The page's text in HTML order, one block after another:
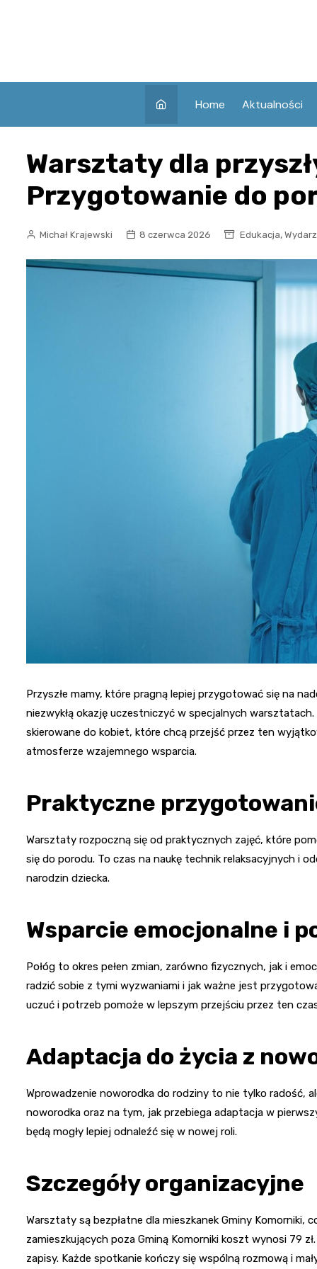
Home Aktualności
Warsztaty dla
Przygotowanie do
Michał Krajewski 8 czerwca 2026 Edukacja,
Przyszłe mamy, które pragną lepiej przygotować się na
niezwykłą okazję uczestniczyć w specjalnych
skierowane do kobiet, które chcą przejść przez ten
atmosferze wzajemnego wsparcia.
Praktyczne
Warsztaty rozpoczną się od praktycznych zajęć, które
się do porodu. To czas na naukę technik relaksacyjnych i
narodzin dziecka.
Wsparcie emocjonalne i
Połóg to okres pełen zmian, zarówno fizycznych, jak i
radzić sobie z tymi wyzwaniami i jak ważne jest
uczuć i potrzeb pomoże w lepszym przejściu przez ten
Adaptacja do życia z
Wprowadzenie noworodka do rodziny to nie tylko radość,
noworodka oraz na tym, jak przebiega adaptacja w
będą mogły lepiej odnaleźć się w nowej roli.
Szczegóły organizacyjne
Warsztaty są bezpłatne dla mieszkanek Gminy Komorniki,
zamieszkujących poza Gminą Komorniki koszt wynosi 79
zapisy. Każde spotkanie kończy się wspólną rozmową i